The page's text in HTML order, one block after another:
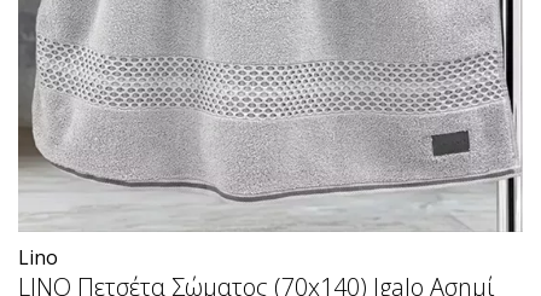
Lino
LINO Πετσέτα Σώματος (70x140) Igalo Ασημί